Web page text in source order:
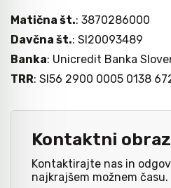
Matična št.: 3870286000
Davčna št.: SI20093489
Banka: Unicredit Banka
TRR: SI56 2900 0005 0138
Kontaktni
Kontaktirajte nas in
najkrajšem možnem času.
Klešče
Izolirano orodje
Kronske žage
Žagini listi